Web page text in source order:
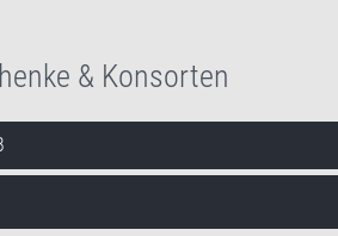
& Konsorten